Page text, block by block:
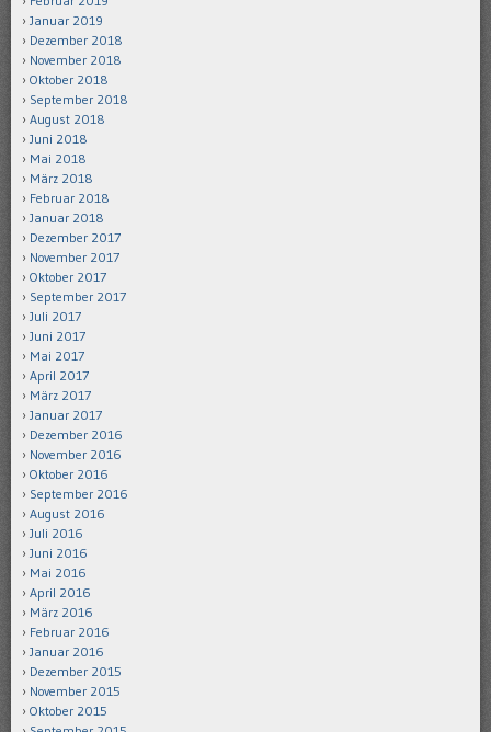
Januar 2019
Dezember 2018
November 2018
Oktober 2018
September 2018
August 2018
Juni 2018
Mai 2018
März 2018
Februar 2018
Januar 2018
Dezember 2017
November 2017
Oktober 2017
September 2017
Juli 2017
Juni 2017
Mai 2017
April 2017
März 2017
Januar 2017
Dezember 2016
November 2016
Oktober 2016
September 2016
August 2016
Juli 2016
Juni 2016
Mai 2016
April 2016
März 2016
Februar 2016
Januar 2016
Dezember 2015
November 2015
Oktober 2015